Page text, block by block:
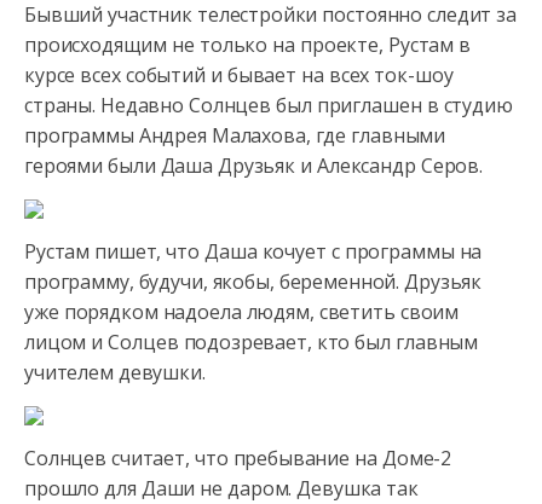
Бывший участник телестройки постоянно следит за
происходящим не только на проекте, Рустам в
курсе всех событий и бывает на всех ток-шоу
страны. Недавно Солнцев был приглашен в студию
программы Андрея Малахова, где главными
героями были Даша Друзьяк и Александр Серов.
Рустам пишет, что Даша кочует с программы на
программу, будучи, якобы, беременной. Друзьяк
уже порядком надоела людям, светить своим
лицом и Солцев подозревает, кто был главным
учителем девушки.
Солнцев считает, что пребывание на Доме-2
прошло для Даши не даром. Девушка так